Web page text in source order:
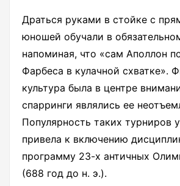
Драться руками в стойке с
юношей обучали в
напоминая, что «сам Аполлон
Фарбеса в кулачной схватке».
культура была в центре
спарринги являлись ее
Популярность таких турниров
привела к включению
программу 23-х античных
(688 год до н. э.).